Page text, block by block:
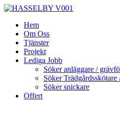
Skip
contentHem
Om Oss
Tjänster
Projekt
Lediga Jobb
Söker anläggare /
Söker Trädgårdsskötare
Söker snickare
Offert